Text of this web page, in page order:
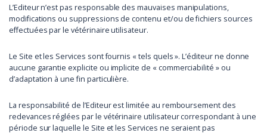
L’Editeur n’est pas responsable des mauvaises manipulations,
modifications ou suppressions de contenu et/ou de fichiers sources
effectuées par le vétérinaire utilisateur.
Le Site et les Services sont fournis « tels quels ». L’éditeur ne donne
aucune garantie explicite ou implicite de « commerciabilité » ou
d’adaptation à une fin particulière.
La responsabilité de l’Editeur est limitée au remboursement des
redevances réglées par le vétérinaire utilisateur correspondant à une
période sur laquelle le Site et les Services ne seraient pas